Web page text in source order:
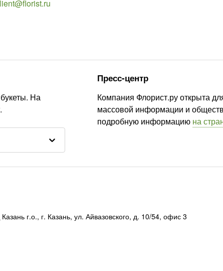
На
Пресс-центр
Компания Флорист.ру открыта
массовой информации и
подробную информацию на
г.о., г. Казань, ул. Айвазовского, д. 10/54, офис 3